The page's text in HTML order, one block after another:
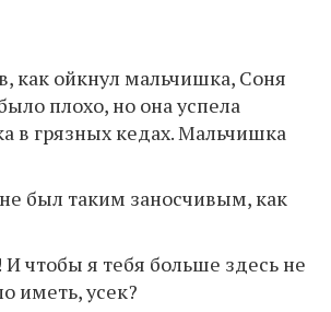
как ойкнул мальчишка, Соня
плохо, но она успела
в грязных кедах. Мальчишка
был таким заносчивым, как
чтобы я тебя больше здесь не
иметь, усек?